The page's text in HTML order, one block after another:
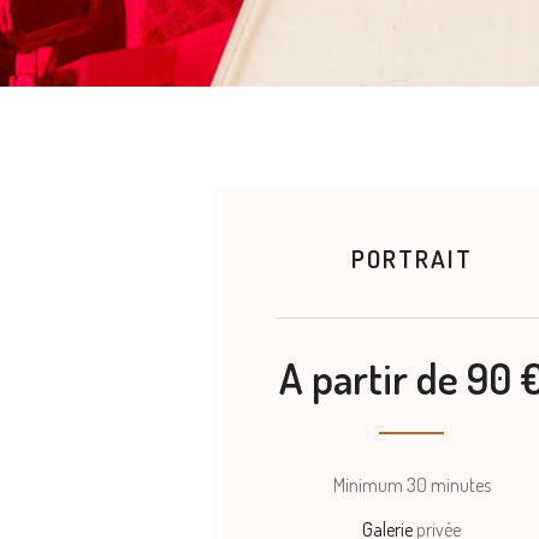
PORTRAIT
A partir de 90
Minimum 30 minutes
Galerie privée